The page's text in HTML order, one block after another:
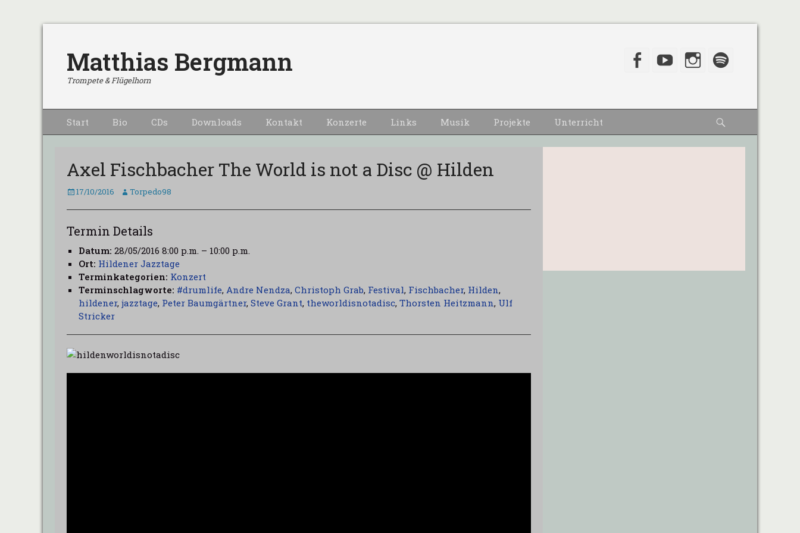
Matthias Bergmann
Trompete & Flügelhorn
Facebook
YouTubeInstagram
Primärmenu
zum
Start Bio CDs Downloads Kontakt Konzerte Links Musik Projekte Unterricht
Axel Fischbacher The World is not a Disc @ Hilden
Veröffentlicht
17/10/2016 Autor
Torpedo98
Termin Details
Datum: 28/05/2016 8:00 p.m. – 10:00 p.m.
Ort: Hildener Jazztage
Terminkategorien: Konzert
Terminschlagworte: #drumlife, Andre Nendza, Christoph Grab, Festival, Fischbacher, Hilden,
hildener, jazztage, Peter Baumgärtner, Steve Grant, theworldisnotadisc, Thorsten Heitzmann, Ulf
Stricker